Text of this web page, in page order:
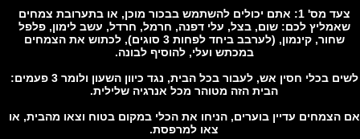
צעד מס' 1: אתם יכולים להשתמש בבכור מוכן, או בתערובת צמחים
לכם: שום, בצל, עלי דפנה, חרמל, חרדל, עשב לימון, פלפל
שחור, קינמון, (לערבב ביחד לפחות 3 סוגים), לכתוש את הצמחים
במכתש ועלי, להוסיף לבונה.
לשים בכלי חסין אש, לעבור בכל הבית, נגד כיוון השעון ולומר 3 פעמים:
הבית הזה מטוהר מכל אנרגיה שלילית.
עדיין בוערים, הניחו את הכלי במקום בטוח וצאו מהבית, או
צאו למרפסת.